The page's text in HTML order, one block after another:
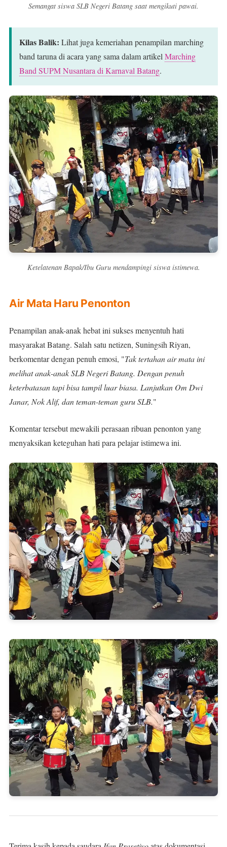
Semangat siswa SLB Negeri Batang saat mengikuti pawai.
Kilas Balik: Lihat juga kemeriahan penampilan marching
band taruna di acara yang sama dalam artikel Marching
Band SUPM Nusantara di Karnaval Batang.
Ketelatenan Bapak/Ibu Guru mendampingi siswa istimewa.
Air Mata Haru Penonton
Penampilan anak-anak hebat ini sukses menyentuh hati
masyarakat Batang. Salah satu netizen, Suningsih Riyan,
berkomentar dengan penuh emosi, "Tak tertahan air mata ini
melihat anak-anak SLB Negeri Batang. Dengan penuh
keterbatasan tapi bisa tampil luar biasa. Lanjutkan Om Dwi
Janar, Nok Alif, dan teman-teman guru SLB."
Komentar tersebut mewakili perasaan ribuan penonton yang
menyaksikan keteguhan hati para pelajar istimewa ini.